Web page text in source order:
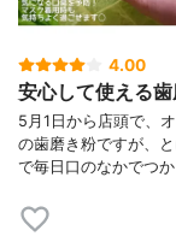
4.00
安心して使える
5月1日から店頭で、
の歯磨き粉ですが、
で毎日口のなかでつ